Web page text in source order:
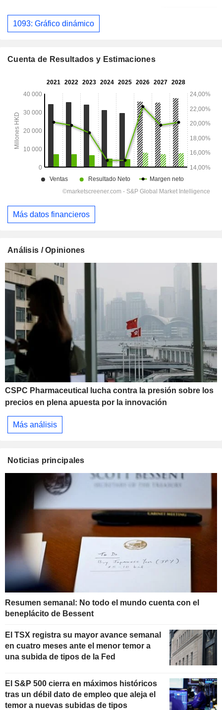
1093: Gráfico dinámico
Cuenta de Resultados y Estimaciones
Más datos financieros
Análisis / Opiniones
CSPC Pharmaceutical lucha contra la presión sobre los
precios en plena apuesta por la innovación
Más análisis
Noticias principales
Resumen semanal: No todo el mundo cuenta con el
beneplácito de Bessent
El TSX registra su mayor avance semanal
en cuatro meses ante el menor temor a
una subida de tipos de la Fed
El S&P 500 cierra en máximos históricos
tras un débil dato de empleo que aleja el
temor a nuevas subidas de tipos